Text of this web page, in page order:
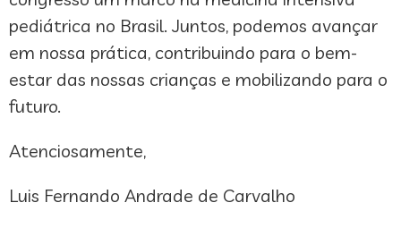
pediátrica no Brasil. Juntos, podemos avançar
em nossa prática, contribuindo para o bem-
estar das nossas crianças e mobilizando para o
futuro.
Atenciosamente,
Luis Fernando Andrade de Carvalho